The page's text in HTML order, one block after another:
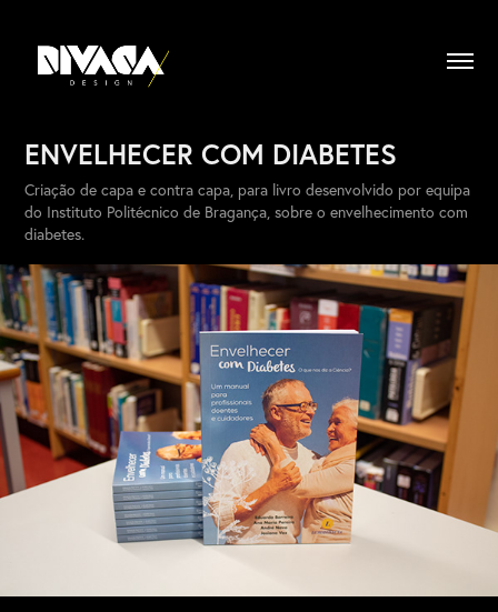
ENVELHECER COM DIABETES
Criação de capa e contra capa, para livro desenvolvido por equipa
do Instituto Politécnico de Bragança, sobre o envelhecimento com
diabetes.